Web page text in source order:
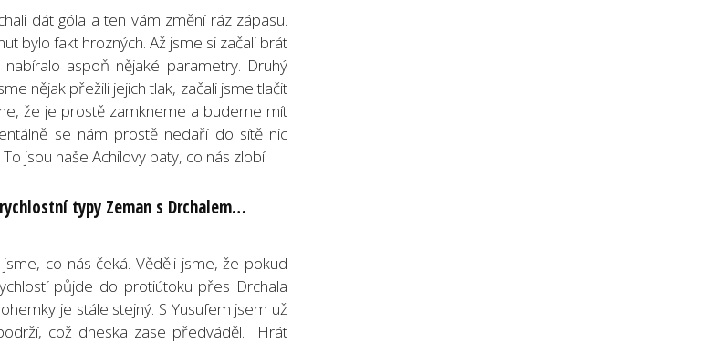
dát góla a ten vám změní ráz zápasu.
bylo fakt hrozných. Až jsme si začali brát
aspoň nějaké parametry. Druhý
nějak přežili jejich tlak, začali jsme tlačit
že je prostě zamkneme a budeme mít
se nám prostě nedaří do sítě nic
jsou naše Achilovy paty, co nás zlobí.
typy Zeman s Drchalem…
co nás čeká. Věděli jsme, že pokud
půjde do protiútoku přes Drchala
je stále stejný. S Yusufem jsem už
což dneska zase předváděl. Hrát